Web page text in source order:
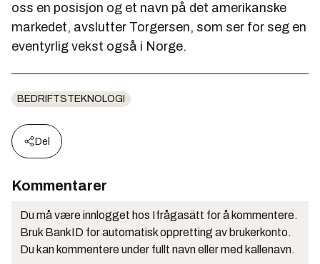
oss en posisjon og et navn på det amerikanske
markedet, avslutter Torgersen, som ser for seg en
eventyrlig vekst også i Norge.
BEDRIFTSTEKNOLOGI
Del
Kommentarer
Du må være innlogget hos Ifrågasätt for å kommentere.
Bruk BankID for automatisk oppretting av brukerkonto.
Du kan kommentere under fullt navn eller med kallenavn.